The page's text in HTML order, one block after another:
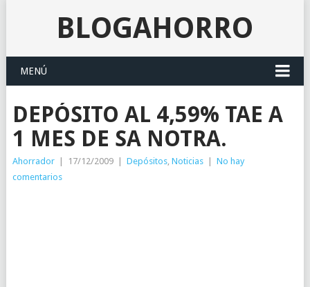
BLOGAHORRO
MENÚ
DEPÓSITO AL 4,59% TAE A
1 MES DE SA NOTRA.
Ahorrador 17/12/2009 Depósitos, Noticias
No hay
comentarios